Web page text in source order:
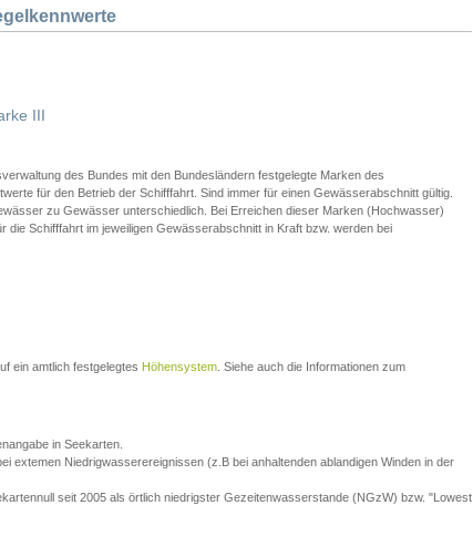
III
des Bundes mit den Bundesländern festgelegte Marken des
für den Betrieb der Schifffahrt. Sind immer für einen Gewässerabschnitt gültig.
zu Gewässer unterschiedlich. Bei Erreichen dieser Marken (Hochwasser)
Schifffahrt im jeweiligen Gewässerabschnitt in Kraft bzw. werden bei
ein amtlich festgelegtes Höhensystem . Siehe auch die Informationen zum
in Seekarten.
extemen Niedrigwasserereignissen (z.B bei anhaltenden ablandigen Winden in der
seit 2005 als örtlich niedrigster Gezeitenwasserstande (NGzW) bzw. "Lowest